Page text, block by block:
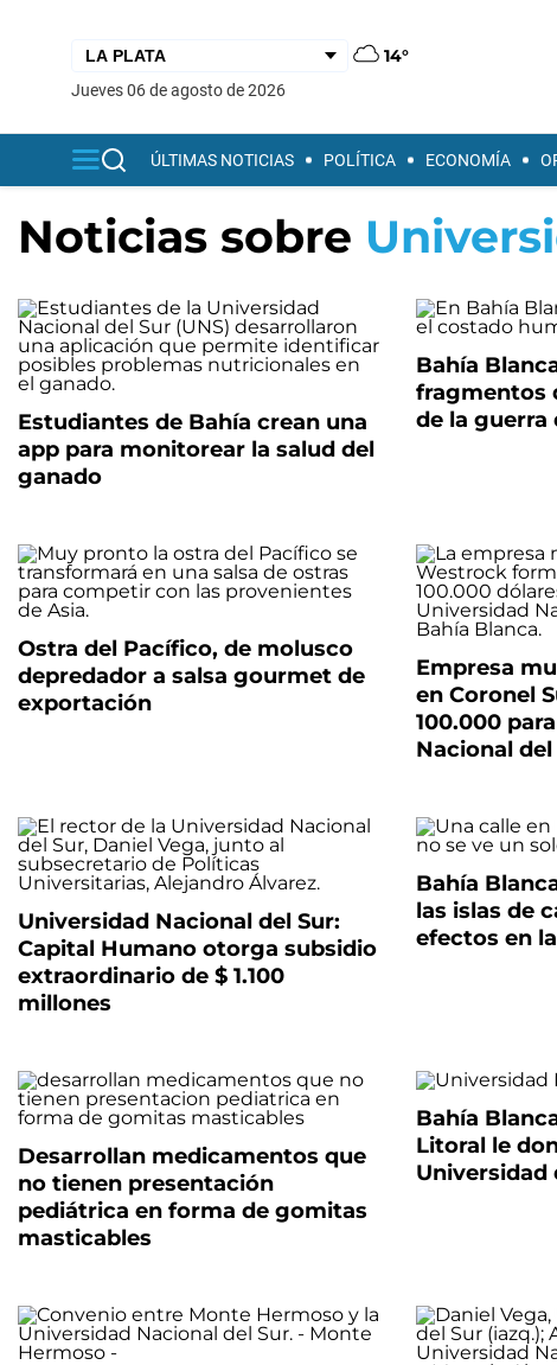
14°
jueves 06 de agosto de 2026
ÚLTIMAS NOTICIAS POLÍTICA ECONOMÍA
Noticias sobre
Estudiantes de Bahía crean una
app para monitorear la salud del
ganado
Bahía
fragmentos
de la guerra
Ostra del Pacífico, de molusco
depredador a salsa gourmet de
exportación
Empresa
en Coronel
100.000
Nacional del
Universidad Nacional del Sur:
Capital Humano otorga subsidio
extraordinario de $ 1.100
millones
Bahía
las islas de
efectos en
Desarrollan medicamentos que
no tienen presentación
pediátrica en forma de gomitas
masticables
Bahía
Litoral le
Universidad